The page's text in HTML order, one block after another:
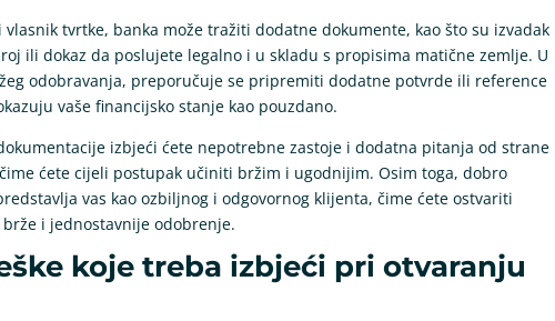
tvrtke, banka može tražiti dodatne dokumente, kao što su izvadak
ili dokaz da poslujete legalno i u skladu s propisima matične zemlje. U
odobravanja, preporučuje se pripremiti dodatne potvrde ili reference
vaše financijsko stanje kao pouzdano.
izbjeći ćete nepotrebne zastoje i dodatna pitanja od strane
ćete cijeli postupak učiniti bržim i ugodnijim. Osim toga, dobro
vas kao ozbiljnog i odgovornog klijenta, čime ćete ostvariti
i jednostavnije odobrenje.
koje treba izbjeći pri otvaranju